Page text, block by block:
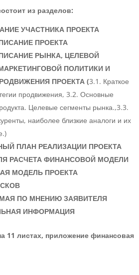
из разделов:
УЧАСТНИКА ПРОЕКТА
ПРОЕКТА
РЫНКА, ЦЕЛЕВОЙ
ПОЛИТИКИ И
ПРОЕКТА (3.1. Краткое
продвижения, 3.2. Основные
Целевые сегменты рынка.,3.3.
наиболее близкие аналоги и их
ПЛАН РЕАЛИЗАЦИИ ПРОЕКТА
РАСЧЕТА ФИНАНСОВОЙ МОДЕЛИ
МОДЕЛЬ ПРОЕКТА
ПО МНЕНИЮ ЗАЯВИТЕЛЯ
ИНФОРМАЦИЯ
11 листах, приложение финансовая